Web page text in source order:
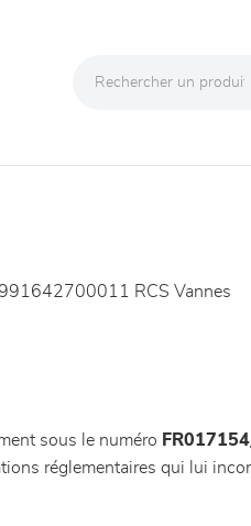
RCS Vannes
sous le numéro
réglementaires qui lui